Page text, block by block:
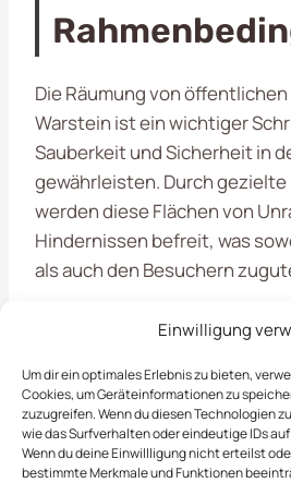
Einwilligung
Um dir ein optimales Erlebnis zu bieten,
Cookies, um Geräteinformationen zu
zuzugreifen. Wenn du diesen Technologien
wie das Surfverhalten oder eindeutige IDs
Wenn du deine Einwillligung nicht erteilst
bestimmte Merkmale und Funktionen
Die Räumung von öffentlichen
Warstein ist ein wichtiger
Sauberkeit und Sicherheit in
gewährleisten. Durch gezielte
werden diese Flächen von
Hindernissen befreit, was
als auch den Besuchern
Vorgaben Und
Die
DieRäumung von